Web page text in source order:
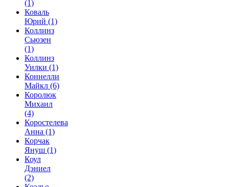
(1)
Коваль
Юрий (1)
Коллинз
Сьюзен
(1)
Коллинз
Уилки (1)
Коннелли
Майкл (6)
Королюк
Михаил
(4)
Коростелева
Анна (1)
Корчак
Януш (1)
Коул
Дэниел
(2)